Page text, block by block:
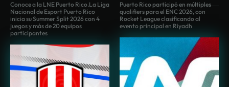
Conoce a la LNE Puerto Rico.La Liga
Nacional de Esport Puerto Rico
inicia su Summer Split 2026 con 4
juegos y más de 20 equipos
participantes
Puerto Rico participó en múltiples
qualifiers para el ENC 2026, con
Rocket League clasificando al
evento principal en Riyadh